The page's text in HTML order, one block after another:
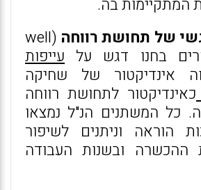
המתקיימות בה.
של תחושת רווחה (well
עייפות
אינדיקטור של שחיקה
כאינדיקטור לתחושת רווחה
כל המשתנים הנ"ל נמצאו
הוראה וניתנים לשיפור
ההכשרה ובשנות העבודה